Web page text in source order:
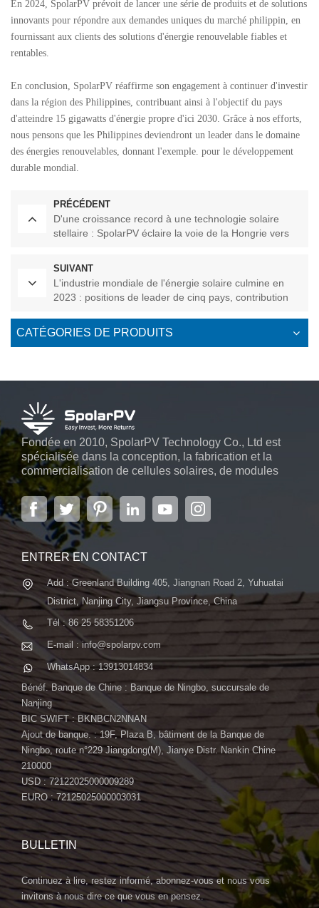
En 2024, SpolarPV prévoit de lancer une série de produits et de solutions
innovants pour répondre aux demandes uniques du marché philippin, en
fournissant aux clients des solutions d'énergie renouvelable fiables et
rentables.
En conclusion, SpolarPV réaffirme son engagement à continuer d'investir
dans la région des Philippines, contribuant ainsi à l'objectif du pays
d'atteindre 15 gigawatts d'énergie propre d'ici 2030. Grâce à nos efforts,
nous pensons que les Philippines deviendront un leader dans le domaine
des énergies renouvelables, donnant l'exemple. pour le développement
durable mondial.
PRÉCÉDENT
D'une croissance record à une technologie solaire
stellaire : SpolarPV éclaire la voie de la Hongrie vers
SUIVANT
L'industrie mondiale de l'énergie solaire culmine en
2023 : positions de leader de cinq pays, contribution
CATÉGORIES DE PRODUITS
Fondée en 2010, SpolarPV Technology Co., Ltd est
spécialisée dans la conception, la fabrication et la
commercialisation de cellules solaires, de modules
solaires et de systèmes d'énergie solaire. L'entreprise,
située dans la capitale de la province du Jiangsu, à
Nanjing, s'étendant sur 6 000 m2, dispose de
systèmes automatiques avancés...
ENTRER EN CONTACT
Add : Greenland Building 405, Jiangnan Road 2, Yuhuatai
District, Nanjing City, Jiangsu Province, China
Tél : 86 25 58351206
E-mail : info@spolarpv.com
WhatsApp : 13913014834
Bénéf. Banque de Chine : Banque de Ningbo, succursale de
Nanjing
BIC SWIFT : BKNBCN2NNAN
Ajout de banque. : 19F, Plaza B, bâtiment de la Banque de
Ningbo, route n°229 Jiangdong(M), Jianye Distr. Nankin Chine
210000
USD : 72122025000009289
EURO : 72125025000003031
BULLETIN
Continuez à lire, restez informé, abonnez-vous et nous vous
invitons à nous dire ce que vous en pensez.